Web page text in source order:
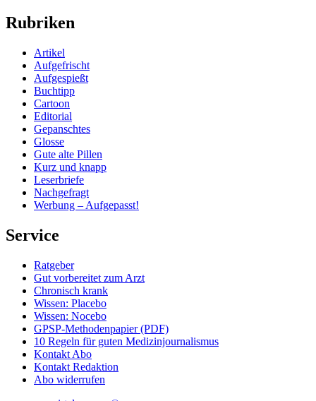
Rubriken
Artikel
Aufgefrischt
Aufgespießt
Buchtipp
Cartoon
Editorial
Gepanschtes
Glosse
Gute alte Pillen
Kurz und knapp
Leserbriefe
Nachgefragt
Werbung – Aufgepasst!
Service
Ratgeber
Gut vorbereitet zum Arzt
Chronisch krank
Wissen: Placebo
Wissen: Nocebo
GPSP-Methodenpapier (PDF)
10 Regeln für guten Medizinjournalismus
Kontakt Abo
Kontakt Redaktion
Abo widerrufen